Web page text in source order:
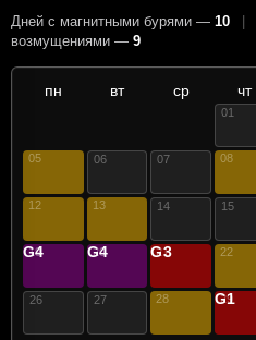
Дней с магнитными бурями — 10 |
возмущениями — 9
пн вт ср чт
01
05 06 07 08
12 13 14 15
19
G4 20
G4 21
G3 22
26 27 28 29
G1